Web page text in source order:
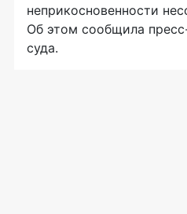
неприкосновенности
Об этом сообщила
суда.